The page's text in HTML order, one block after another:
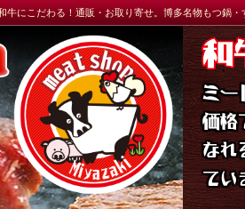
にこだわる！通販・お取り寄せ。博多名物もつ鍋・
和
ミー
価格
なれ
てい